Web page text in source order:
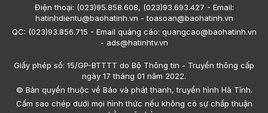
Điện thoại: (023)95.858.608, (023)93.693.427 - Email:
hatinhdientu@baohatinh.vn - toasoan@baohatinh.vn
QC: (023)93.856.715 - Email quảng cáo: quangcao@baohatinh.vn
- ads@hatinhtv.vn
Giấy phép số: 15/GP-BTTTT do Bộ Thông tin - Truyền thông cấp
ngày 17 tháng 01 năm 2022.
© Bản quyền thuộc về Báo và phát thanh, truyền hình Hà Tĩnh.
Cấm sao chép dưới mọi hình thức nếu không có sự chấp thuận